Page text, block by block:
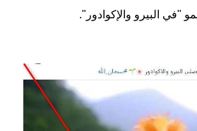
"في البيرو والإكوادور".